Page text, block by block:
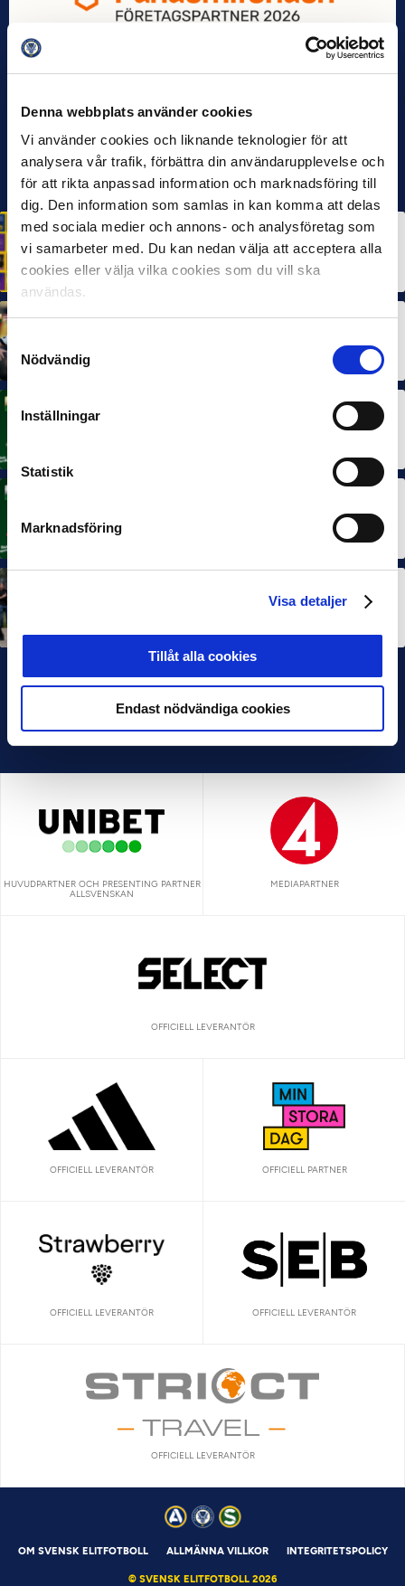
Denna webbplats använder cookies
Vi använder cookies och liknande teknologier för att
analysera vår trafik, förbättra din användarupplevelse och
för att rikta anpassad information och marknadsföring till
dig. Den information som samlas in kan komma att delas
med sociala medier och annons- och analysföretag som
vi samarbeter med. Du kan nedan välja att acceptera alla
cookies eller välja vilka cookies som du vill ska
användas.
Samtyckesval
Nödvändig
Inställningar
Statistik
Marknadsföring
Visa detaljer
Tillåt alla cookies
Endast nödvändiga cookies
HÅLLBARHET
Svensk Elitfotboll lanserar Fotbollseffekten – en
rapport om Sveriges starkaste folkrörelse och
samhällskraft
22 JUN 2026
3 JUL 2026
IFK Göteborg stängde till i Ligacupens P19-final
HUVUDPARTNER OCH PRESENTING PARTNER
ALLSVENSKAN
MEDIAPARTNER
OFFICIELL LEVERANTÖR
OFFICIELL LEVERANTÖR OFFICIELL PARTNER
OFFICIELL LEVERANTÖR OFFICIELL LEVERANTÖR
OFFICIELL LEVERANTÖR
OM SVENSK ELITFOTBOLL ALLMÄNNA VILLKOR INTEGRITETSPOLICY
© SVENSK ELITFOTBOLL 2026